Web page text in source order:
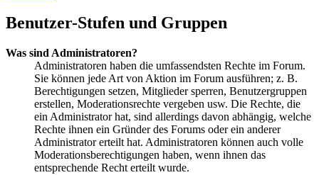
Benutzer-Stufen und Gruppen
Was sind Administratoren?
Administratoren haben die umfassendsten Rechte im Forum.
Sie können jede Art von Aktion im Forum ausführen; z. B.
Berechtigungen setzen, Mitglieder sperren, Benutzergruppen
erstellen, Moderationsrechte vergeben usw. Die Rechte, die
ein Administrator hat, sind allerdings davon abhängig, welche
Rechte ihnen ein Gründer des Forums oder ein anderer
Administrator erteilt hat. Administratoren können auch volle
Moderationsberechtigungen haben, wenn ihnen das
entsprechende Recht erteilt wurde.